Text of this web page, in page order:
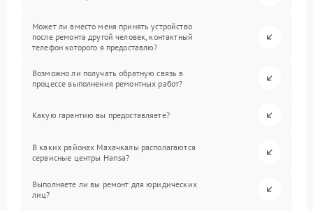
Может ли вместо меня принять устройство
после ремонта другой человек, контактный
телефон которого я предоставлю?
Возможно ли получать обратную связь в
процессе выполнения ремонтных работ?
Какую гарантию вы предоставляете?
В каких районах Махачкалы располагаются
сервисные центры Hansa?
Выполняете ли вы ремонт для юридических
лиц?